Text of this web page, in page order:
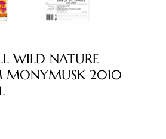
WILD NATURE
MONYMUSK 2010